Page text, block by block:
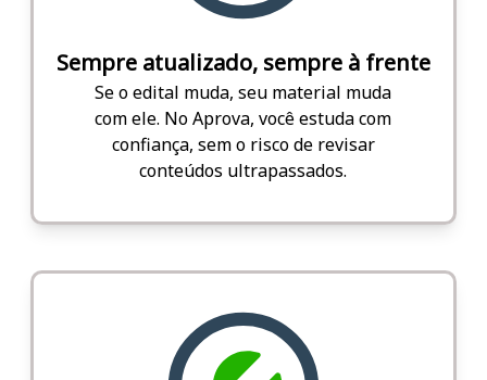
Sempre atualizado, sempre à frente
Se o edital muda, seu material muda
com ele. No Aprova, você estuda com
confiança, sem o risco de revisar
conteúdos ultrapassados.